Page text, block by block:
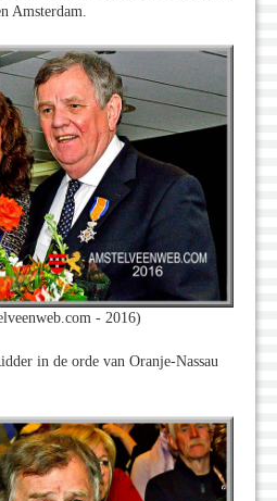
Amsterdam.
- 2016)
in de orde van Oranje-Nassau